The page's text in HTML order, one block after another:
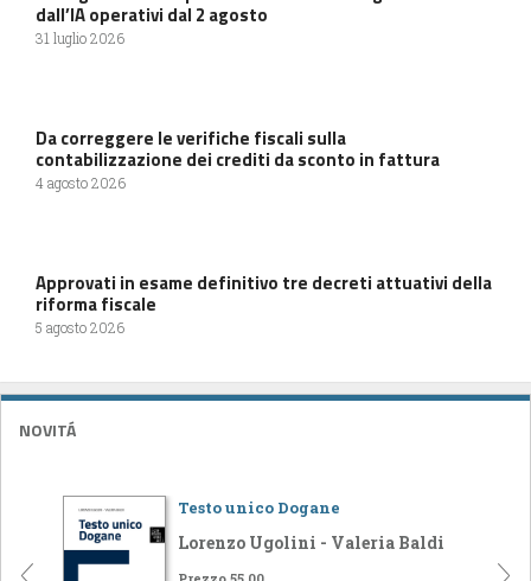
dall’IA operativi dal 2 agosto
31 luglio 2026
Da correggere le verifiche fiscali sulla
contabilizzazione dei crediti da sconto in fattura
4 agosto 2026
Approvati in esame definitivo tre decreti attuativi della
riforma fiscale
5 agosto 2026
NOVITÁ
Testo unico Dogane
Lorenzo Ugolini - Valeria Baldi